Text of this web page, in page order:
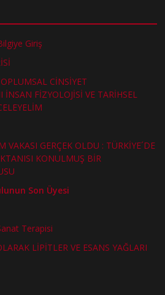
Giriş
CİNSİYET
FİZYOLOJİSİ VE TARİHSEL
GERÇEK OLDU : TÜRKİYE´DE
KONULMUŞ BİR
Son Üyesi
Terapisi
LİPİTLER VE ESANS YAĞLARI